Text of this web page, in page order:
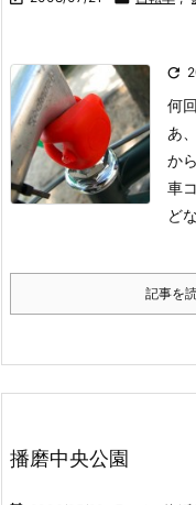

何
あ
か
車
ど
記事を
播磨中央公園